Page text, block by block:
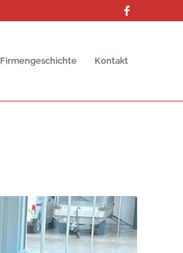
Firmengeschichte Kontakt